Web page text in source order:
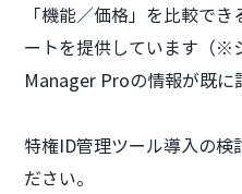
「機能／価格」を比較で
ートを提供しています（※
Manager Proの情報が既に
特権ID管理ツール導入の検
ださい。